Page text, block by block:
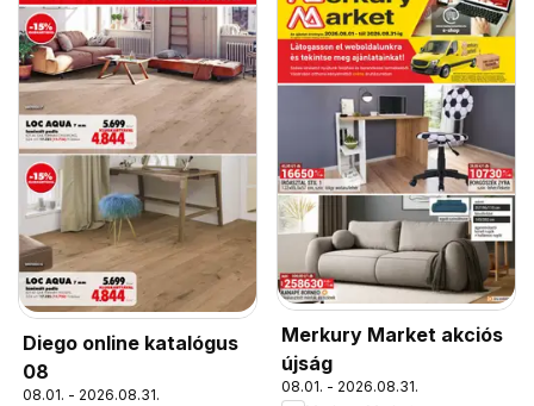
Diego online katalógus
08
08.01. - 2026.08.31.
Merkury Market akciós
újság
08.01. - 2026.08.31.